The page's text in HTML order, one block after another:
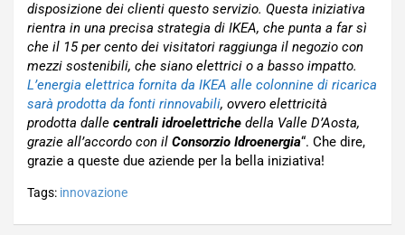
disposizione dei clienti questo servizio. Questa iniziativa
rientra in una precisa strategia di IKEA, che punta a far sì
che il 15 per cento dei visitatori raggiunga il negozio con
mezzi sostenibili, che siano elettrici o a basso impatto.
L’energia elettrica fornita da IKEA alle colonnine di ricarica
sarà prodotta da fonti rinnovabili, ovvero elettricità
prodotta dalle centrali idroelettriche della Valle D’Aosta,
grazie all’accordo con il Consorzio Idroenergia“. Che dire,
grazie a queste due aziende per la bella iniziativa!
Tags: innovazione